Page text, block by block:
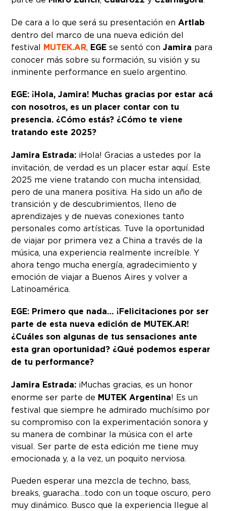
De cara a lo que será su presentación en Artlab
dentro del marco de una nueva edición del
festival MUTEK.AR, EGE se sentó conJamira para
conocer más sobre su formación, su visión y su
inminente performance en suelo argentino.
EGE: ¡Hola, Jamira! Muchas gracias por estar acá
con nosotros, es un placer contar con tu
presencia. ¿Cómo estás? ¿Cómo te viene
tratando este 2025?
Jamira Estrada: ¡Hola! Gracias a ustedes por la
invitación, de verdad es un placer estar aquí. Este
2025 me viene tratando con mucha intensidad,
pero de una manera positiva. Ha sido un año de
transición y de descubrimientos, lleno de
aprendizajes y de nuevas conexiones tanto
personales como artísticas. Tuve la oportunidad
de viajar por primera vez a China a través de la
música, una experiencia realmente increíble. Y
ahora tengo mucha energía, agradecimiento y
emoción de viajar a Buenos Aires y volver a
Latinoamérica.
EGE: Primero que nada… ¡Felicitaciones por ser
parte de esta nueva edición de MUTEK.AR!
¿Cuáles son algunas de tus sensaciones ante
esta gran oportunidad? ¿Qué podemos esperar
de tu performance?
Jamira Estrada: ¡Muchas gracias, es un honor
enorme ser parte de MUTEK Argentina! Es un
festival que siempre he admirado muchísimo por
su compromiso con la experimentación sonora y
su manera de combinar la música con el arte
visual. Ser parte de esta edición me tiene muy
emocionada y, a la vez, un poquito nerviosa.
Pueden esperar una mezcla de techno, bass,
breaks, guaracha…todo con un toque oscuro, pero
muy dinámico. Busco que la experiencia llegue al